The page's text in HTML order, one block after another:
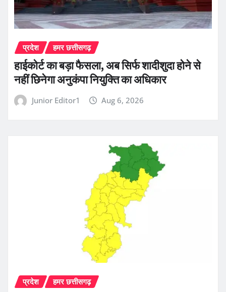
प्रदेश हमर छत्तीसगढ़
हाईकोर्ट का बड़ा फैसला, अब सिर्फ शादीशुदा होने से
नहीं छिनेगा अनुकंपा नियुक्ति का अधिकार
Junior Editor1 Aug 6, 2026
प्रदेश हमर छत्तीसगढ़